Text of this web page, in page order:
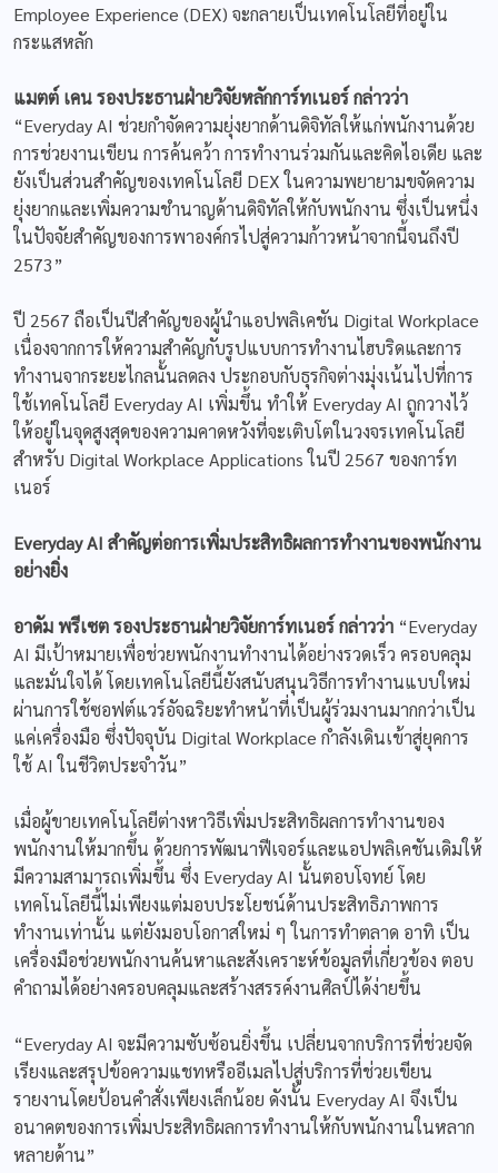
Employee Experience (DEX) จะกลายเป็นเทคโนโลยีที่อยู่ใน
กระแสหลัก
แมตต์ เคนรองประธานฝ่ายวิจัยหลักการ์ทเนอร์ กล่าวว่า
“Everyday AI ช่วยกำจัดความยุ่งยากด้านดิจิทัลให้แก่พนักงานด้วย
การช่วยงานเขียน การค้นคว้า การทำงานร่วมกันและคิดไอเดีย และ
ยังเป็นส่วนสำคัญของเทคโนโลยี DEX ในความพยายามขจัดความ
ยุ่งยากและเพิ่มความชำนาญด้านดิจิทัลให้กับพนักงาน ซึ่งเป็นหนึ่ง
ในปัจจัยสำคัญของการพาองค์กรไปสู่ความก้าวหน้าจากนี้จนถึงปี
2573”
ปี 2567 ถือเป็นปีสำคัญของผู้นำแอปพลิเคชัน Digital Workplace
เนื่องจากการให้ความสำคัญกับรูปแบบการทำงานไฮบริดและการ
ทำงานจากระยะไกลนั้นลดลง ประกอบกับธุรกิจต่างมุ่งเน้นไปที่การ
ใช้เทคโนโลยี Everyday AI เพิ่มขึ้น ทำให้ Everyday AI ถูกวางไว้
ให้อยู่ในจุดสูงสุดของความคาดหวังที่จะเติบโตในวงจรเทคโนโลยี
สำหรับ Digital Workplace Applications ในปี 2567 ของการ์ท
เนอร์
Everyday AI สำคัญต่อการเพิ่มประสิทธิผลการทำงานของพนักงาน
อย่างยิ่ง
อาดัม พรีเซตรองประธานฝ่ายวิจัยการ์ทเนอร์ กล่าวว่า “Everyday
AI มีเป้าหมายเพื่อช่วยพนักงานทำงานได้อย่างรวดเร็ว ครอบคลุม
และมั่นใจได้ โดยเทคโนโลยีนี้ยังสนับสนุนวิธีการทำงานแบบใหม่
ผ่านการใช้ซอฟต์แวร์อัจฉริยะทำหน้าที่เป็นผู้ร่วมงานมากกว่าเป็น
แค่เครื่องมือ ซึ่งปัจจุบัน Digital Workplace กำลังเดินเข้าสู่ยุคการ
ใช้ AI ในชีวิตประจำวัน”
เมื่อผู้ขายเทคโนโลยีต่างหาวิธีเพิ่มประสิทธิผลการทำงานของ
พนักงานให้มากขึ้น ด้วยการพัฒนาฟีเจอร์และแอปพลิเคชันเดิมให้
มีความสามารถเพิ่มขึ้น ซึ่ง Everyday AI นั้นตอบโจทย์ โดย
เทคโนโลยีนี้ไม่เพียงแต่มอบประโยชน์ด้านประสิทธิภาพการ
ทำงานเท่านั้น แต่ยังมอบโอกาสใหม่ ๆ ในการทำตลาด อาทิ เป็น
เครื่องมือช่วยพนักงานค้นหาและสังเคราะห์ข้อมูลที่เกี่ยวข้อง ตอบ
คำถามได้อย่างครอบคลุมและสร้างสรรค์งานศิลป์ได้ง่ายขึ้น
“Everyday AI จะมีความซับซ้อนยิ่งขึ้น เปลี่ยนจากบริการที่ช่วยจัด
เรียงและสรุปข้อความแชทหรืออีเมลไปสู่บริการที่ช่วยเขียน
รายงานโดยป้อนคำสั่งเพียงเล็กน้อย ดังนั้น EverydayAI จึงเป็น
อนาคตของการเพิ่มประสิทธิผลการทำงานให้กับพนักงานในหลาก
หลายด้าน”